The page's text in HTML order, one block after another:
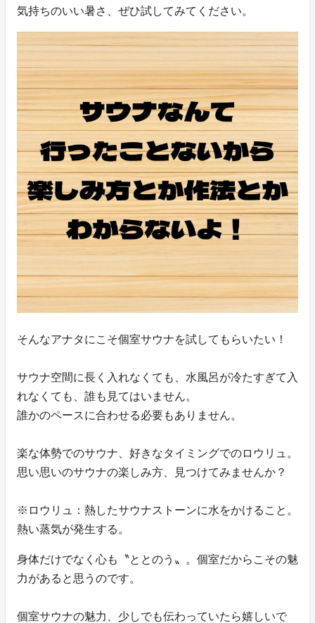
気持ちのいい暑さ、ぜひ試してみてください。
そんなアナタにこそ個室サウナを試してもらいたい！
サウナ空間に長く入れなくても、水風呂が冷たすぎて入
れなくても、誰も見てはいません。
誰かのペースに合わせる必要もありません。
楽な体勢でのサウナ、好きなタイミングでのロウリュ。
思い思いのサウナの楽しみ方、見つけてみませんか？
※ロウリュ：熱したサウナストーンに水をかけること。
熱い蒸気が発生する。
身体だけでなく心も〝ととのう〟。個室だからこその魅
力があると思うのです。
個室サウナの魅力、少しでも伝わっていたら嬉しいで